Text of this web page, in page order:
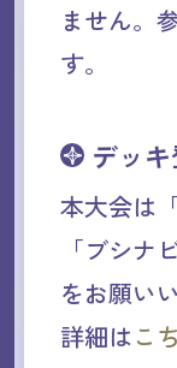
ません。
す。
デッ
本大会は
「ブシ
をお願い
詳細はこ